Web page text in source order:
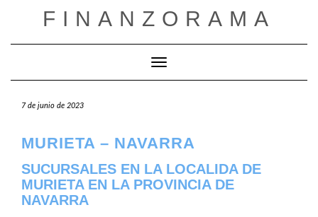
FINANZORAMA
Cambiar modo de navegación
7 de junio de 2023
MURIETA – NAVARRA
SUCURSALES EN LA LOCALIDA DE
MURIETA EN LA PROVINCIA DE
NAVARRA